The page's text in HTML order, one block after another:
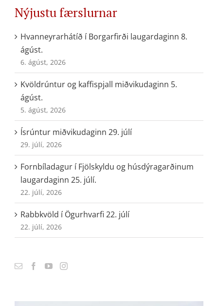
Nýjustu færslurnar
Hvanneyrarhátíð í Borgarfirði laugardaginn 8.
ágúst.
6. ágúst, 2026
Kvöldrúntur og kaffispjall miðvikudaginn 5.
ágúst.
5. ágúst, 2026
Ísrúntur miðvikudaginn 29. júlí
29. júlí, 2026
Fornbíladagur í Fjölskyldu og húsdýragarðinum
laugardaginn 25. júlí.
22. júlí, 2026
Rabbkvöld í Ögurhvarfi 22. júlí
22. júlí, 2026